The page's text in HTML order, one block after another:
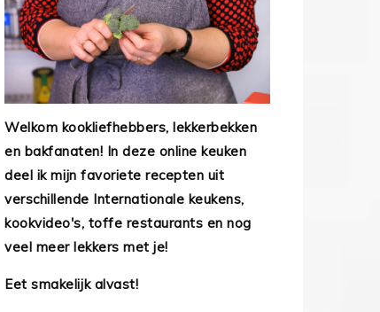
Welkom kookliefhebbers, lekkerbekken
en bakfanaten! In deze online keuken
deel ik mijn favoriete recepten uit
verschillende Internationale keukens,
kookvideo's, toffe restaurants en nog
veel meer lekkers met je!
Eet smakelijk alvast!